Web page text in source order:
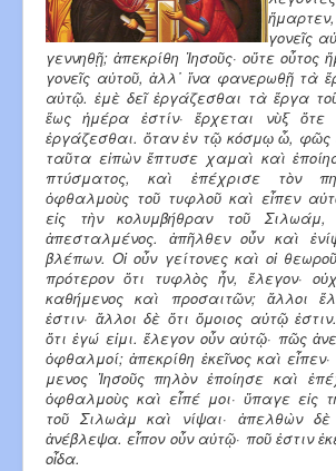
γονεῖς
γεννηθῇ; ἀπεκρίθη Ἰησοῦς· οὔτε οὗτος
γονεῖς αὐ­­­τοῦ, ἀλλ᾿ ἵνα φανερωθῇ τὰ
αὐτῷ. ἐμὲ δεῖ ἐργάζεσθαι τὰ ἔργα
ἕως ἡμέρα ἐστίν· ἔρχεται νὺξ ὅτε
ἐργάζεσθαι. ὅταν ἐν τῷ κόσμῳ ὦ, φῶς
ταῦτα εἰπὼν ἔπτυσε χαμαὶ καὶ
πτύσματος, καὶ ἐπέχρισε τὸν
ὀφθαλμοὺς τοῦ τυφλοῦ καὶ εἶπεν
εἰς τὴν κολυμβήθραν τοῦ Σιλωάμ,
ἀπεσταλμένος. ἀπῆλθεν οὖν καὶ
βλέπων. Οἱ οὖν γείτονες καὶ οἱ
πρότερον ὅτι τυφλὸς ἦν, ἔλεγον·
καθήμενος καὶ προσαιτῶν; ἄλλοι
ἐστιν· ἄλλοι δὲ ὅτι ὅμοιος αὐτῷ
ὅτι ἐγώ εἰμι. ­ἔλεγον οὖν αὐ­τῷ· πῶς
ὀφθαλμοί; ἀπεκρίθη ἐκεῖνος καὶ
μενος Ἰησοῦς πηλὸν ἐποίησε καὶ
ὀφθαλμοὺς καὶ εἶπέ μοι· ­ὕπαγε εἰς
τοῦ Σιλωὰμ καὶ νίψαι· ἀπελθὼν δὲ
ἀνέβλεψα. εἶπον οὖν αὐτῷ· ποῦ ἐστιν
οἶδα.